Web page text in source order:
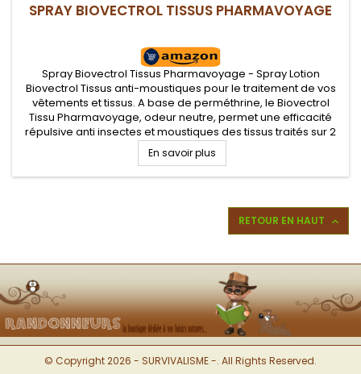
SPRAY BIOVECTROL TISSUS PHARMAVOYAGE
Spray Biovectrol Tissus Pharmavoyage - Spray Lotion
Biovectrol Tissus anti-moustiques pour le traitement de vos
vêtements et tissus. A base de perméthrine, le Biovectrol
Tissu Pharmavoyage, odeur neutre, permet une efficacité
répulsive anti insectes et moustiques des tissus traités sur 2
mois ou six lavages
En savoir plus
RETOUR EN HAUT 
© Copyright 2026 - SURVIVALISME -. All Rights Reserved.